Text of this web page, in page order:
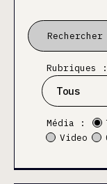
Rubriques :
Média :
Video